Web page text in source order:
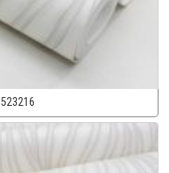
523216